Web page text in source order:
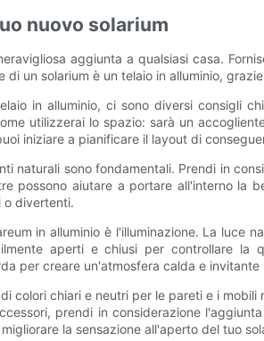
nuovo solarium
aggiunta a qualsiasi casa.
un solarium è un telaio in alluminio,
in alluminio, ci sono diversi consigli
utilizzerai lo spazio: sarà un
iniziare a pianificare il layout di
naturali sono fondamentali. Prendi in
possono aiutare a portare all'interno
o divertenti.
in alluminio è l'illuminazione. La luce
aperti e chiusi per controllare la
per creare un'atmosfera calda e invitante
chiari e neutri per le pareti e i mobili
prendi in considerazione
la sensazione all'aperto del tuo